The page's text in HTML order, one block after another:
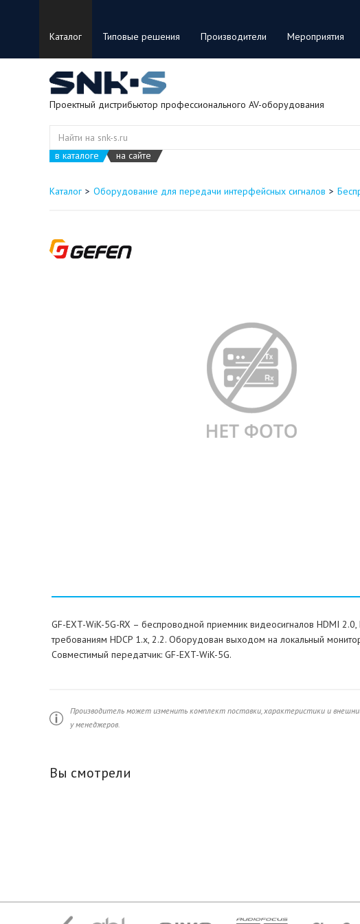
Каталог Типовые решения Производители Мероприятия
Проектный дистрибьютор профессионального AV-оборудования
в каталоге на сайте
Каталог Оборудование для передачи интерфейсных сигналов
GF-EXT-WiK-5G-RX – беспроводной приемник видеосигналов HDMI 2.0,
требованиям HDCP 1.x, 2.2. Оборудован выходом на локальный
Совместимый передатчик: GF-EXT-WiK-5G.
Производитель может изменить комплект поставки, характеристики и
у менеджеров.
Вы смотрели